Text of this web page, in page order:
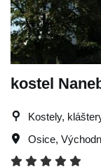
kostel
Kostely,
Osice,